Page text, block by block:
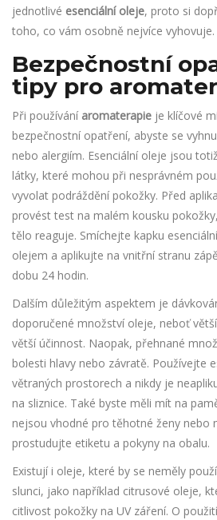
jednotlivé esenciální oleje, proto si
toho, co vám osobně nejvíce vyhovuje.
Bezpečnostní
tipy pro
Při používání aromaterapie je klíčové
bezpečnostní opatření, abyste se
nebo alergiím. Esenciální oleje jsou
látky, které mohou při nesprávném
vyvolat podráždění pokožky. Před
provést test na malém kousku
tělo reaguje. Smíchejte kapku
olejem a aplikujte na vnitřní stranu
dobu 24 hodin.
Dalším důležitým aspektem je
doporučené množství oleje, neboť
větší účinnost. Naopak, přehnané
bolesti hlavy nebo závratě. Používejte
větraných prostorech a nikdy je
na sliznice. Také byste měli mít na
nejsou vhodné pro těhotné ženy nebo
prostudujte etiketu a pokyny na obalu.
Existují i oleje, které by se neměly
slunci, jako například citrusové oleje,
citlivost pokožky na UV záření. O